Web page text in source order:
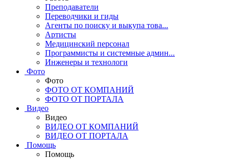
Преподаватели
Переводчики и гиды
Агенты по поиску и выкупа това...
Артисты
Медицинский персонал
Программисты и системные админ...
Инженеры и технологи
Фото
Фото
ФОТО ОТ КОМПАНИЙ
ФОТО ОТ ПОРТАЛА
Видео
Видео
ВИДЕО ОТ КОМПАНИЙ
ВИДЕО ОТ ПОРТАЛА
Помощь
Помощь